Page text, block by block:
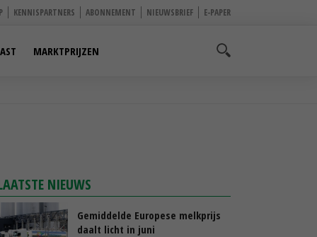
KENNISPARTNERS ABONNEMENT NIEUWSBRIEF E-PAPER
MARKTPRIJZEN
NIEUWS
Gemiddelde Europese melkprijs
daalt licht in juni